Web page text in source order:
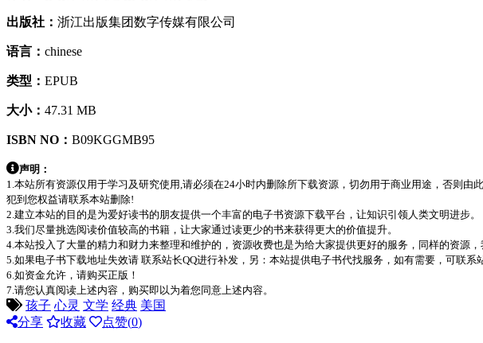
出版社： 浙江出版集团数字传媒有限公司
语言： chinese
类型： EPUB
大小： 47.31 MB
ISBN NO： B09KGGMB95
声明：
1.本站所有资源仅用于学习及研究使用,请必须在24小时内删除所下载资源，切勿用于商业用途，否则
犯到您权益请联系本站删除!
2.建立本站的目的是为爱好读书的朋友提供一个丰富的电子书资源下载平台，让知识引领人类文明进步。
3.我们尽量挑选阅读价值较高的书籍，让大家通过读更少的书来获得更大的价值提升。
4.本站投入了大量的精力和财力来整理和维护的，资源收费也是为给大家提供更好的服务，同样的资源
5.如果电子书下载地址失效请 联系站长QQ进行补发，另：本站提供电子书代找服务，如有需要，可联系
6.如资金允许，请购买正版！
7.请您认真阅读上述内容，购买即以为着您同意上述内容。
孩子 心灵 文学 经典 美国
分享
收藏 点赞(0)